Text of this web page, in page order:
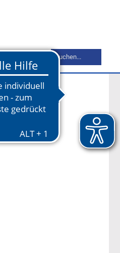
Suchbegriff